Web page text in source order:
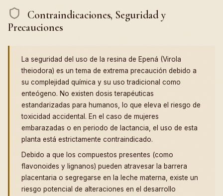
Contraindicaciones, Seguridad y
Precauciones
La seguridad del uso de la resina de Epená (Virola
theiodora) es un tema de extrema precaución debido a
su complejidad química y su uso tradicional como
enteógeno. No existen dosis terapéuticas
estandarizadas para humanos, lo que eleva el riesgo de
toxicidad accidental. En el caso de mujeres
embarazadas o en periodo de lactancia, el uso de esta
planta está estrictamente contraindicado.
Debido a que los compuestos presentes (como
flavonoides y lignanos) pueden atravesar la barrera
placentaria o segregarse en la leche materna, existe un
riesgo potencial de alteraciones en el desarrollo